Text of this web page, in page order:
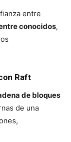
entre
conocidos,
Raft
de bloques
de una